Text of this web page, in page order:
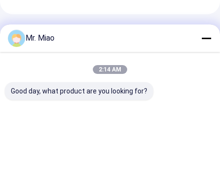
अनुशंसित उत्पाद
Mr. Miao
2:14 AM
Good day, what product are you looking for?